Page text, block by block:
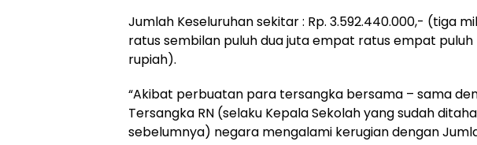
Jumlah Keseluruhan sekitar : Rp. 3.592.440.000,- (tiga
ratus sembilan puluh dua juta empat ratus empat puluh
rupiah).
“Akibat perbuatan para tersangka bersama – sama
Tersangka RN (selaku Kepala Sekolah yang sudah
sebelumnya) negara mengalami kerugian dengan